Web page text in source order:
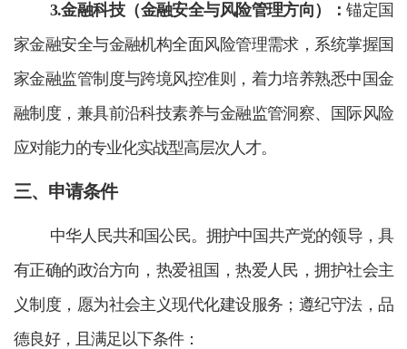
3.金融科技（金融安全与风险管理方向）：锚定国
家金融安全与金融机构全面风险管理需求，系统掌握国
家金融监管制度与跨境风控准则，着力培养熟悉中国金
融制度，兼具前沿科技素养与金融监管洞察、国际风险
应对能力的专业化实战型高层次人才。
三、申请条件
中华人民共和国公民。拥护中国共产党的领导，具
有正确的政治方向，热爱祖国，热爱人民，拥护社会主
义制度，愿为社会主义现代化建设服务；遵纪守法，品
德良好，且满足以下条件：